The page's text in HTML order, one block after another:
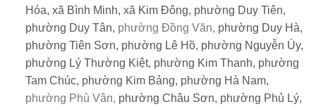
Hóa, xã Bình Minh, xã Kim Đông, phường Duy Tiên,
phường Duy Tân, phường Đồng Văn, phường Duy Hà,
phường Tiên Sơn, phường Lê Hồ, phường Nguyễn Úy,
phường Lý Thường Kiệt, phường Kim Thanh, phường
Tam Chúc, phường Kim Bảng, phường Hà Nam,
phường Phù Vân, phường Châu Sơn, phường Phủ Lý,